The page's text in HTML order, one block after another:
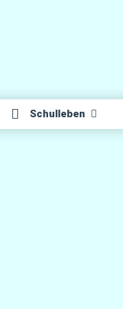
Schul­le­ben